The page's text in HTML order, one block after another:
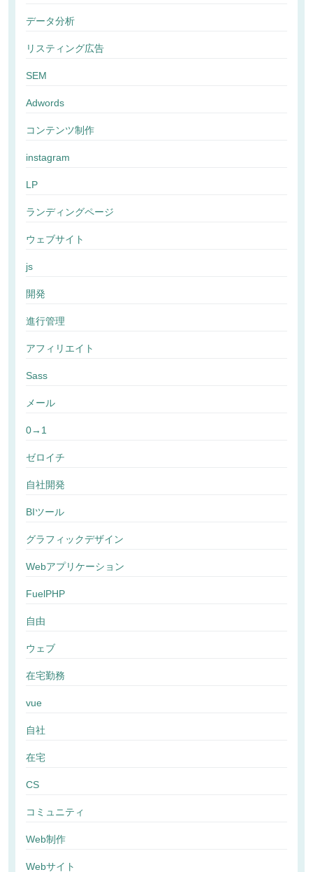
データ分析
リスティング広告
SEM
Adwords
コンテンツ制作
instagram
LP
ランディングページ
ウェブサイト
js
開発
進行管理
アフィリエイト
Sass
メール
0→1
ゼロイチ
自社開発
BIツール
グラフィックデザイン
Webアプリケーション
FuelPHP
自由
ウェブ
在宅勤務
vue
自社
在宅
CS
コミュニティ
Web制作
Webサイト